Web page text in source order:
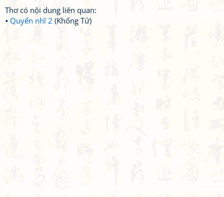
Thơ có nội dung liên quan:
Quyển nhĩ 2 (Khổng Tử)